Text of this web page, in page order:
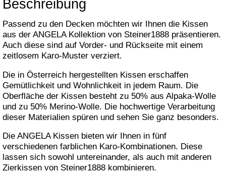
Beschreibung
Passend zu den Decken möchten wir Ihnen die Kissen
aus der ANGELA Kollektion von Steiner1888 präsentieren.
Auch diese sind auf Vorder- und Rückseite mit einem
zeitlosem Karo-Muster verziert.
Die in Österreich hergestellten Kissen erschaffen
Gemütlichkeit und Wohnlichkeit in jedem Raum. Die
Oberfläche der Kissen besteht zu 50% aus Alpaka-Wolle
und zu 50% Merino-Wolle. Die hochwertige Verarbeitung
dieser Materialien spüren und sehen Sie ganz besonders.
Die ANGELA Kissen bieten wir Ihnen in fünf
verschiedenen farblichen Karo-Kombinationen. Diese
lassen sich sowohl untereinander, als auch mit anderen
Zierkissen von Steiner1888 kombinieren.